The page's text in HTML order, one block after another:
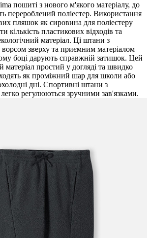
пошиті з нового м'якого матеріалу, до
перероблений поліестер. Використання
пляшок як сировина для поліестеру
кількість пластикових відходів та
матеріал. Ці штани з
зверху та приємним матеріалом
боці дарують справжній затишок. Цей
матеріал простий у догляді та швидко
як проміжний шар для школи або
дні. Спортивні штани з
регулюються зручними зав'язками.